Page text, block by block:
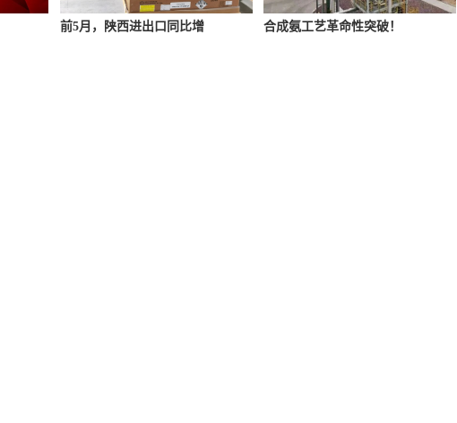
前5月，陕西进出口同比增 合成氨工艺革命性突破！